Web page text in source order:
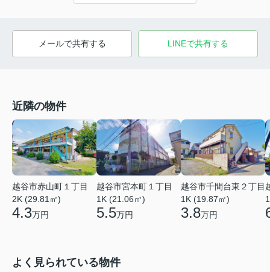
メールで共有する LINEで共有する
近隣の物件
越谷市赤山町１丁目
2K (29.81㎡)
4.3万円
越谷市宮本町１丁目
1K (21.06㎡)
5.5万円
越谷市千間台東２丁目
1K (19.87㎡)
3.8万円
よく見られている物件